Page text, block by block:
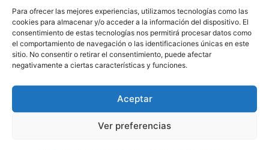
Para ofrecer las mejores experiencias, utilizamos tecnologías como las
cookies para almacenar y/o acceder a la información del dispositivo. El
consentimiento de estas tecnologías nos permitirá procesar datos como
el comportamiento de navegación o las identificaciones únicas en este
sitio. No consentir o retirar el consentimiento, puede afectar
negativamente a ciertas características y funciones.
Aceptar
Ver preferencias
Tarifa inaugura este viernes «Arte por los
animales»